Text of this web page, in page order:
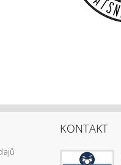
KONTAKT